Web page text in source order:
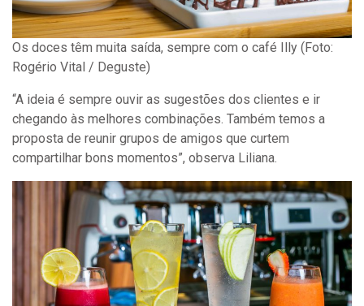
Os doces têm muita saída, sempre com o café Illy (Foto:
Rogério Vital / Deguste)
“A ideia é sempre ouvir as sugestões dos clientes e ir
chegando às melhores combinações. Também temos a
proposta de reunir grupos de amigos que curtem
compartilhar bons momentos”, observa Liliana.